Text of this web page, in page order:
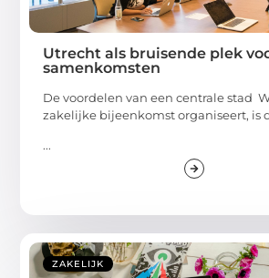
Utrecht als bruisende plek
samenkomsten
De voordelen van een centrale stad
zakelijke bijeenkomst organiseert, is
...
ZAKELIJK